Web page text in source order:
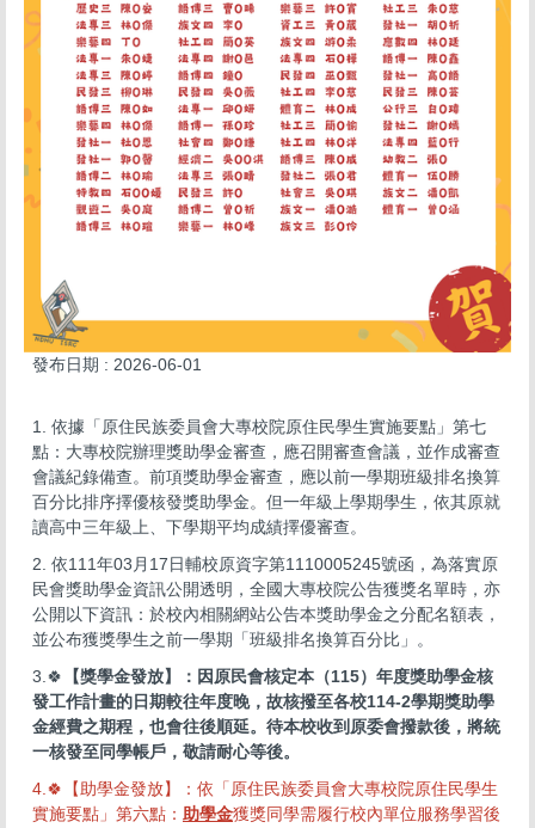
發布日期 : 2026-06-01
1. 依據「原住民族委員會大專校院原住民學生實施要點」第七
點：大專校院辦理獎助學金審查，應召開審查會議，並作成審查
會議紀錄備查。前項獎助學金審查，應以前一學期班級排名換算
百分比排序擇優核發獎助學金。但一年級上學期學生，依其原就
讀高中三年級上、下學期平均成績擇優審查。
2. 依111年03月17日輔校原資字第1110005245號函，為落實原
民會獎助學金資訊公開透明，全國大專校院公告獲獎名單時，亦
公開以下資訊：於校內相關網站公告本獎助學金之分配名額表，
並公布獲獎學生之前一學期「班級排名換算百分比」。
3.🍀
【獎學金發放】：因原民會核定本（115） 年度獎助學金核
發工作計畫的日期較往年度晚，故核撥至各校114-2學期獎助學
金經費之期程，也會往後順延。 待本校收到原委會撥款後，將統
一核發至同學帳戶，敬請耐心等後。
4.🍀【助學金發放】：依「原住民族委員會大專校院原住民學生
實施要點」第六點： 助學金獲獎同學需履行校內單位服務學習後